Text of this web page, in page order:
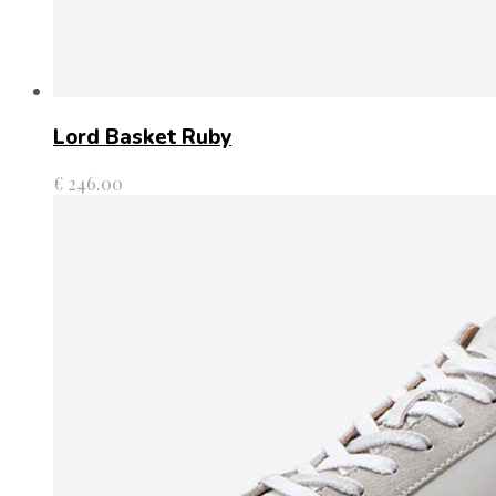
Lord Basket Ruby
€ 246.00